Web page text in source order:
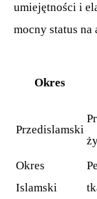
umiejętności i
mocny status
Okres
Przedislamski
Okres
Islamski